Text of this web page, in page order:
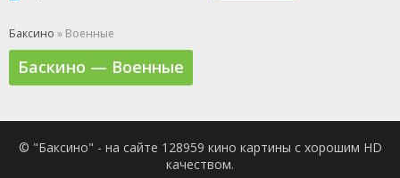
Баксино » Военные
Баскино — Военные
© "Баксино" - на сайте 128959 кино картины с хорошим HD
качеством.